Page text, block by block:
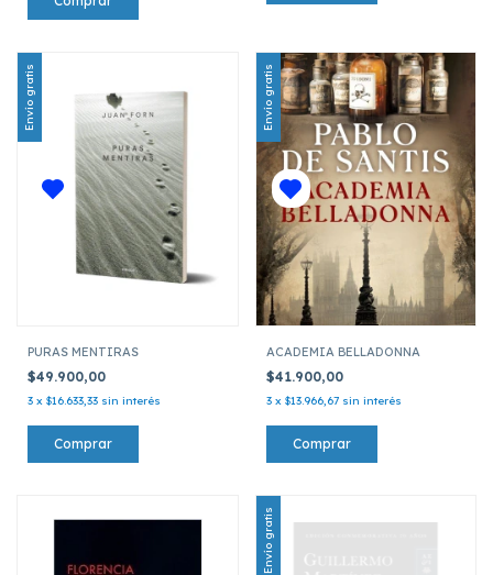
Envío gratis
PURAS MENTIRAS
$49.900,00
3 x $16.633,33 sin interés
Envío gratis
ACADEMIA BELLADONNA
$41.900,00
3 x $13.966,67 sin interés
Envío gratis